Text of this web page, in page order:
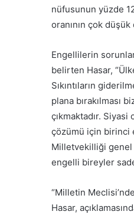
nüfusunun yüzde
oranının çok
Engellilerin
belirten Hasar,
Sıkıntıların
plana bırakılması
çıkmaktadır.
çözümü için birinci
Milletvekilliği
engelli bireyler
“Milletin
Hasar,